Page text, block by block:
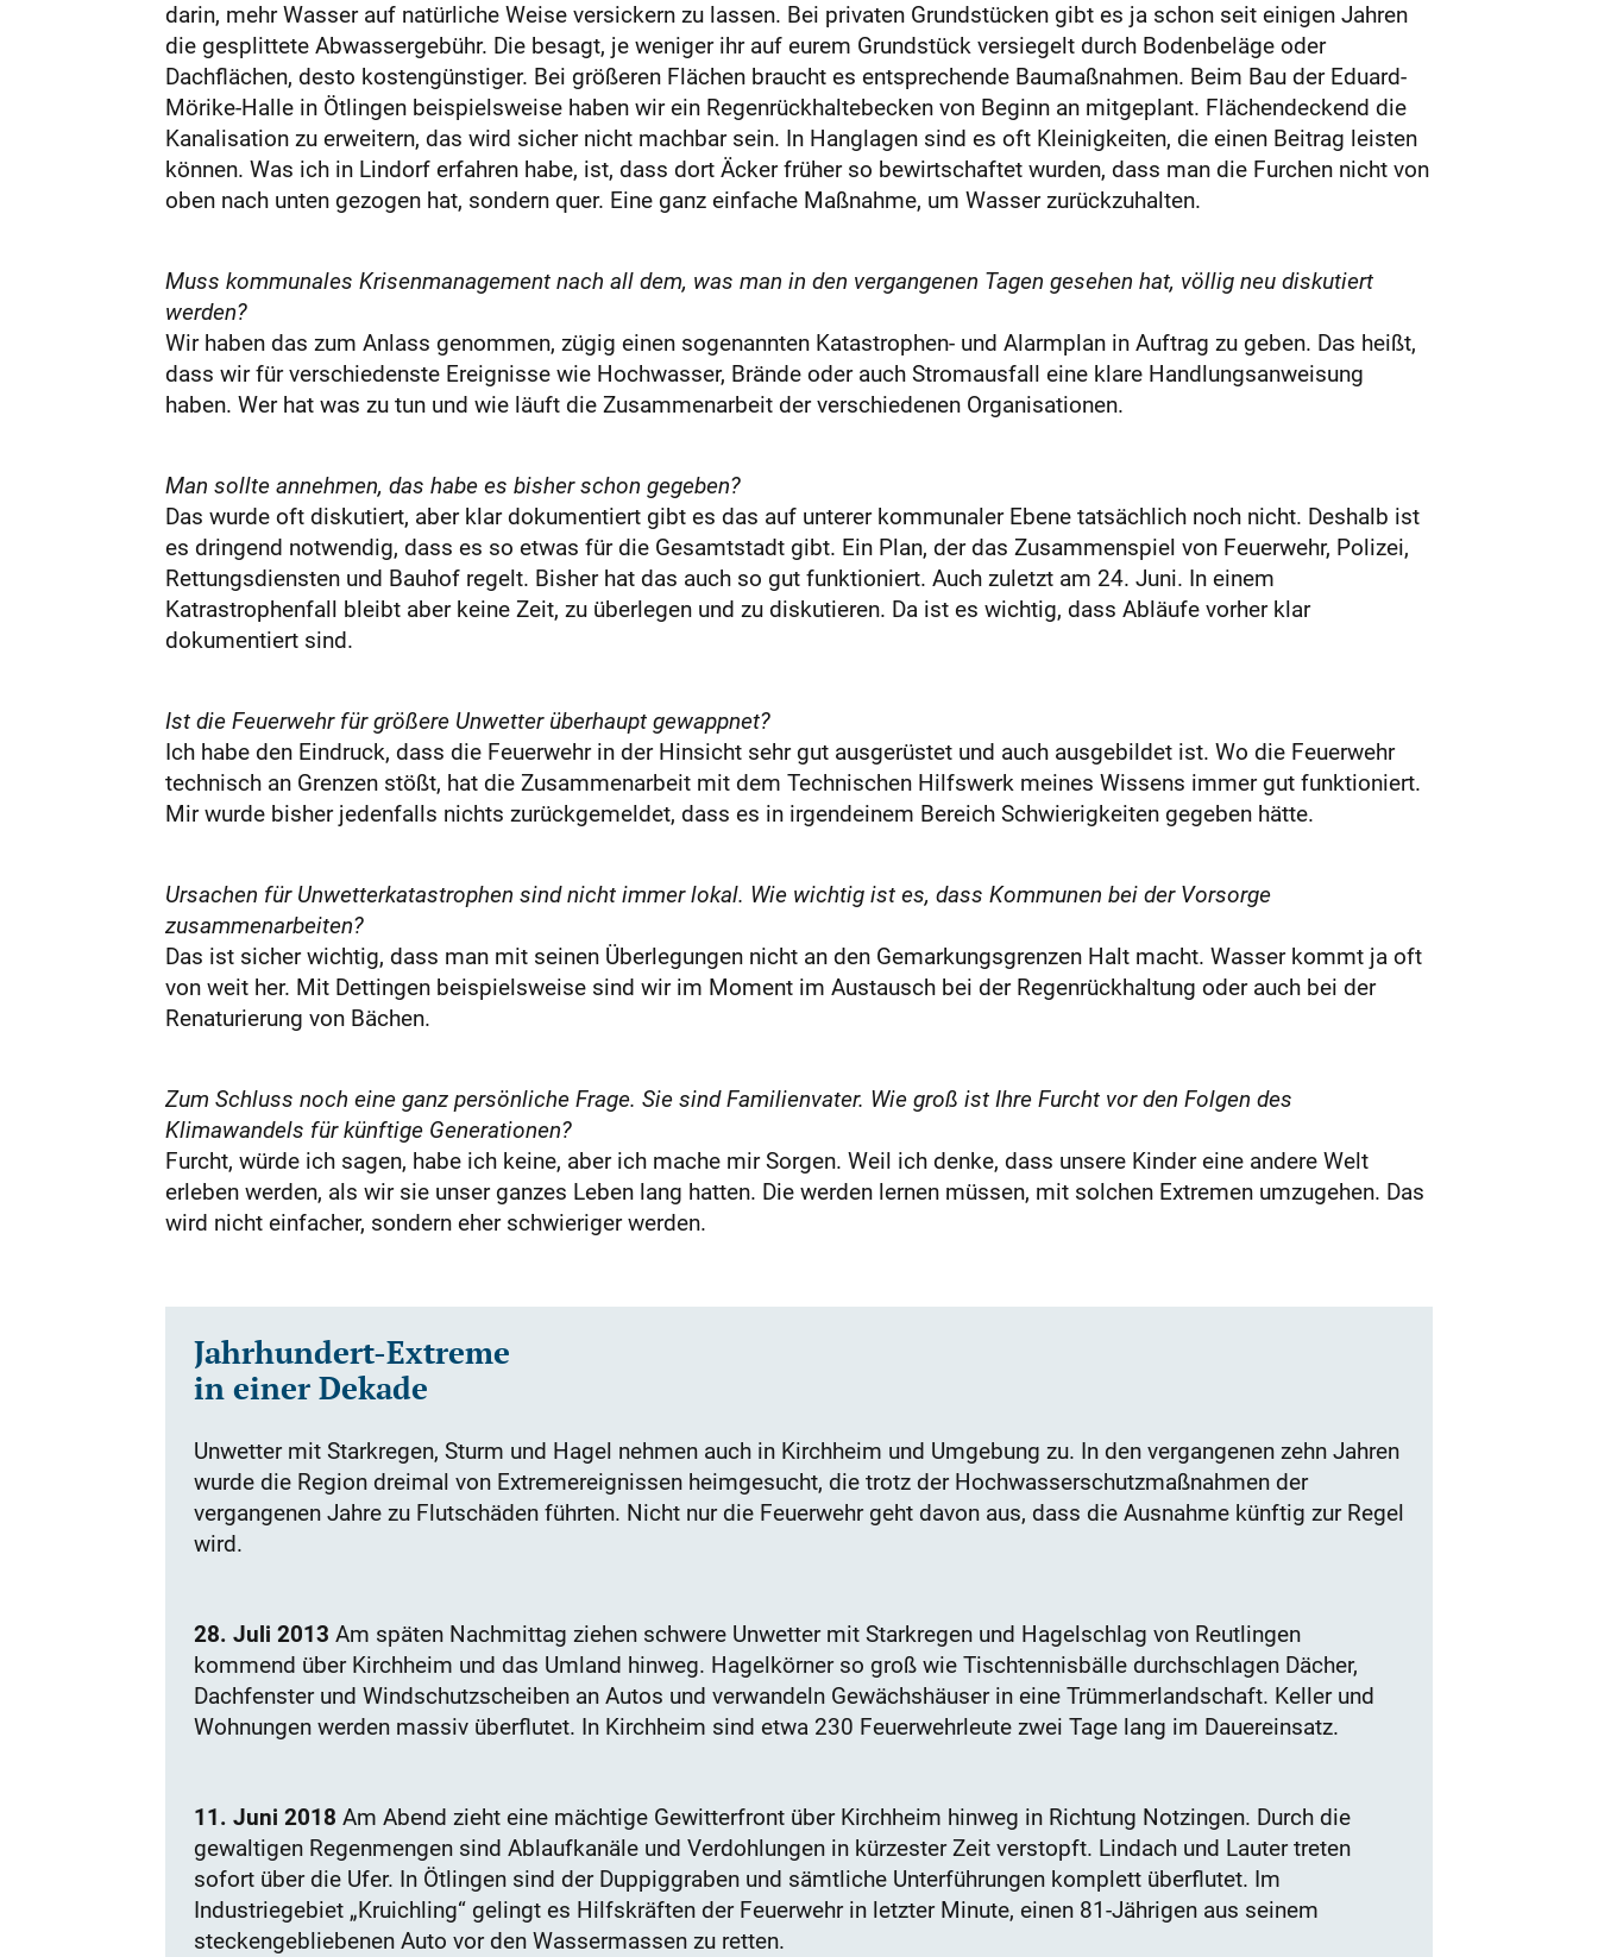
darin, mehr Wasser auf natürliche Weise versickern zu lassen. Bei privaten Grundstücken gibt es ja schon seit einigen Jahren
die gesplittete Abwassergebühr. Die besagt, je weniger ihr auf eurem Grundstück versiegelt durch Bodenbeläge oder
Dachflächen, des­to kostengünstiger. Bei größeren Flächen braucht es entsprechende Baumaßnahmen. Beim Bau der Eduard-
Mörike-Halle in Ötlingen beispielsweise haben wir ein Regenrückhaltebecken von Beginn an mitgeplant. Flächendeckend die
Kanalisation zu erweitern, das wird sicher nicht machbar sein. In Hanglagen sind es oft Kleinigkeiten, die einen Beitrag leisten
können. Was ich in Lindorf erfahren habe, ist, dass dort Äcker früher so bewirtschaftet wurden, dass man die Furchen nicht von
oben nach unten gezogen hat, sondern quer. Eine ganz einfache Maßnahme, um Wasser zurückzuhalten.
Muss kommunales Krisenmanagement nach all dem, was man in den vergangenen Tagen gesehen hat, völlig neu diskutiert
werden?
Wir haben das zum Anlass genommen, zügig einen sogenannten Katastrophen- und Alarmplan in Auftrag zu geben. Das heißt,
dass wir für verschiedenste Ereignisse wie Hochwasser, Brände oder auch Stromausfall eine klare Handlungsanweisung
haben. Wer hat was zu tun und wie läuft die Zusammenarbeit der verschiedenen Organisationen.
Man sollte annehmen, das habe es bisher schon gegeben?
Das wurde oft diskutiert, aber klar dokumentiert gibt es das auf unterer kommunaler Ebene tatsächlich noch nicht. Deshalb ist
es dringend notwendig, dass es so etwas für die Gesamtstadt gibt. Ein Plan, der das Zusammenspiel von Feuerwehr, Polizei,
Rettungsdiensten und Bauhof regelt. Bisher hat das auch so gut funktioniert. Auch zuletzt am 24. Juni. In einem
Katrastrophenfall bleibt aber keine Zeit, zu überlegen und zu diskutieren. Da ist es wichtig, dass Abläufe vorher klar
dokumentiert sind.
Ist die Feuerwehr für größere Unwetter überhaupt gewappnet?
Ich habe den Eindruck, dass die Feuerwehr in der Hinsicht sehr gut ausgerüstet und auch ausgebildet ist. Wo die Feuerwehr
technisch an Grenzen stößt, hat die Zusammenarbeit mit dem Technischen Hilfswerk meines Wissens immer gut funktioniert.
Mir wurde bisher jedenfalls nichts zurückgemeldet, dass es in irgendeinem Bereich Schwierigkeiten gegeben hätte.
Ursachen für Unwetterkatastrophen sind nicht immer lokal. Wie wichtig ist es, dass Kommunen bei der Vorsorge
zusammenarbeiten?
Das ist sicher wichtig, dass man mit seinen Überlegungen nicht an den Gemarkungsgrenzen Halt macht. Wasser kommt ja oft
von weit her. Mit Dettingen beispielsweise sind wir im Moment im Austausch bei der Regenrückhaltung oder auch bei der
Renaturierung von Bächen.
Zum Schluss noch eine ganz persönliche Frage. Sie sind Familienvater. Wie groß ist Ihre Furcht vor den Folgen des
Klimawandels für künftige Generationen?
Furcht, würde ich sagen, habe ich keine, aber ich mache mir Sorgen. Weil ich denke, dass unsere Kinder eine andere Welt
erleben werden, als wir sie unser ganzes Leben lang hatten. Die werden lernen müssen, mit solchen Extremen umzugehen. Das
wird nicht einfacher, sondern eher schwieriger werden.
Jahrhundert-Extreme
in einer Dekade
Unwetter mit Starkregen, Sturm und Hagel nehmen auch in Kirchheim und Umgebung zu. In den vergangenen zehn Jahren
wurde die Region dreimal von Extremereignissen heimgesucht, die trotz der Hochwasserschutzmaßnahmen der
vergangenen Jahre zu Flutschäden führten. Nicht nur die Feuerwehr geht davon aus, dass die Ausnahme künftig zur Regel
wird.
28. Juli 2013 Am späten Nachmittag ziehen schwere Unwetter mit Starkregen und Hagelschlag von Reutlingen
kommend über Kirchheim und das Umland hinweg. Hagelkörner so groß wie Tischtennisbälle durchschlagen Dächer,
Dachfenster und Windschutzscheiben an Autos und verwandeln Gewächshäuser in eine Trümmerlandschaft. Keller und
Wohnungen werden massiv überflutet. In Kirchheim sind etwa 230 Feuerwehrleute zwei Tage lang im Dauereinsatz.
11. Juni 2018 Am Abend zieht eine mächtige Gewitterfront über Kirchheim hinweg in Richtung Notzingen. Durch die
gewaltigen Regenmengen sind Ablaufkanäle und Verdohlungen in kürzester Zeit verstopft. Lindach und Lauter treten
sofort über die Ufer. In Ötlingen sind der Duppiggraben und sämtliche Unterführungen komplett überflutet. Im
Industriegebiet „Kruichling“ gelingt es Hilfskräften der Feuerwehr in letzter Minute, einen 81-Jährigen aus seinem
steckengebliebenen Auto vor den Wassermassen zu retten.